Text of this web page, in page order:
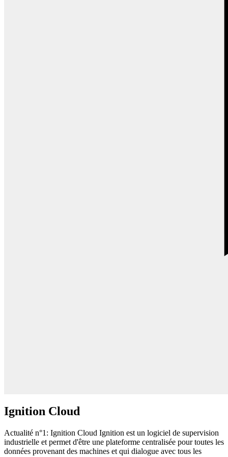
Ignition Cloud
Actualité n°1: Ignition Cloud Ignition est un logiciel de supervision
industrielle et permet d'être une plateforme centralisée pour toutes les
données provenant des machines et qui dialogue avec tous les